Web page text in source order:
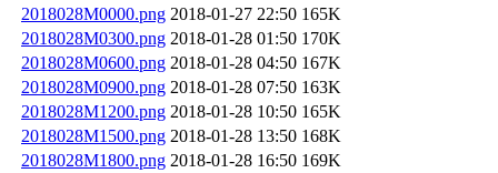
2018028M0000.png 2018-01-27 22:50 165K
2018028M0300.png 2018-01-28 01:50 170K
2018028M0600.png 2018-01-28 04:50 167K
2018028M0900.png 2018-01-28 07:50 163K
2018028M1200.png 2018-01-28 10:50 165K
2018028M1500.png 2018-01-28 13:50 168K
2018028M1800.png 2018-01-28 16:50 169K